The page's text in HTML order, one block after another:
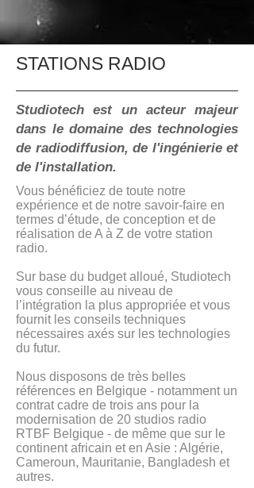
STATIONS RADIO
Studiotech est un acteur majeur
dans le domaine des technologies
de radiodiffusion, de l'ingénierie et
de l'installation.
Vous bénéficiez de toute notre
expérience et de notre savoir-faire en
termes d’étude, de conception et de
réalisation de A à Z de votre station
radio.
Sur base du budget alloué, Studiotech
vous conseille au niveau de
l’intégration la plus appropriée et vous
fournit les conseils techniques
nécessaires axés sur les technologies
du futur.
Nous disposons de très belles
références en Belgique - notamment un
contrat cadre de trois ans pour la
modernisation de 20 studios radio
RTBF Belgique - de même que sur le
continent africain et en Asie : Algérie,
Cameroun, Mauritanie, Bangladesh et
autres.